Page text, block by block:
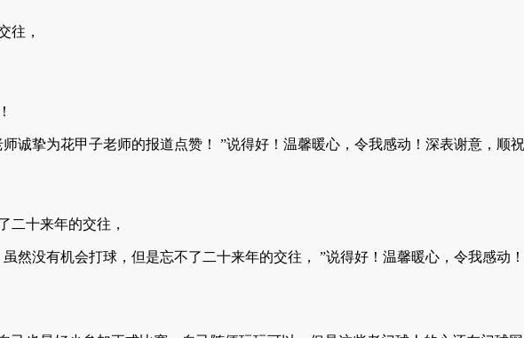
往，
诚挚为花甲子老师的报道点赞！ ”说得好！温馨暖心，令我感动！深表谢意，顺
二十来年的交往，
然没有机会打球，但是忘不了二十来年的交往， ”说得好！温馨暖心，令我感动